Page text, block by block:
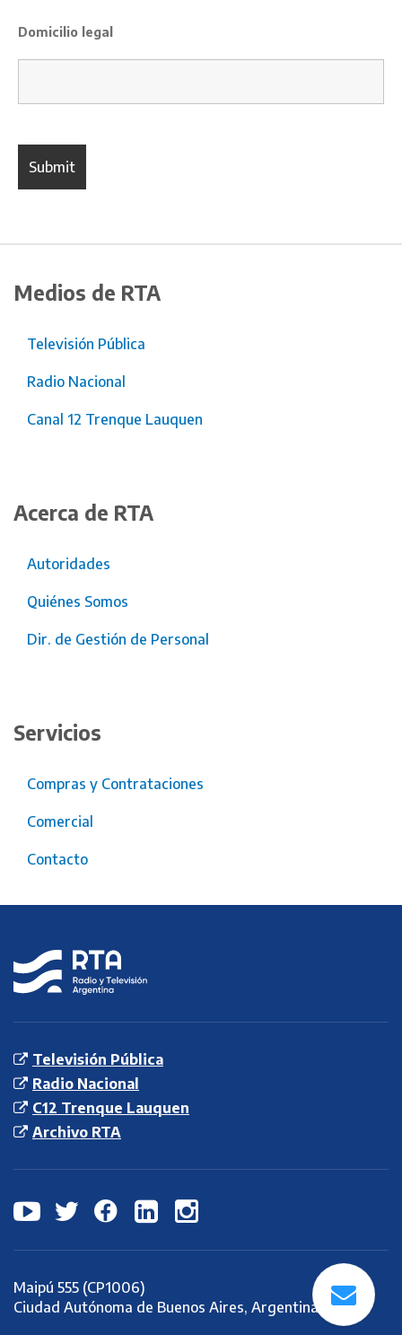
Domicilio legal
Medios de RTA
Televisión Pública
Radio Nacional
Canal 12 Trenque Lauquen
Acerca de RTA
Autoridades
Quiénes Somos
Dir. de Gestión de Personal
Servicios
Compras y Contrataciones
Comercial
Contacto
RTA
Radio y
Televisión
Argentina S.E.
Televisión Pública
Radio Nacional
C12 Trenque Lauquen
Archivo RTA
Maipú 555 (CP1006)
Ciudad Autónoma de Buenos Aires, Argentina.